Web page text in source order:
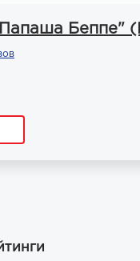
Беппе"